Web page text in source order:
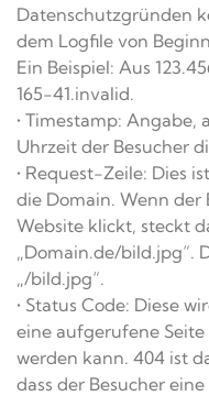
Datenschutzgründen
dem Logfile von
Ein Beispiel: Aus
165-41.invalid.
• Timestamp: Angabe,
Uhrzeit der Besucher
• Request-Zeile: Dies
die Domain. Wenn der
Website klickt, steckt
„Domain.de/bild.jpg“.
„/bild.jpg“.
• Status Code: Diese
eine aufgerufene
werden kann. 404 ist
dass der Besucher